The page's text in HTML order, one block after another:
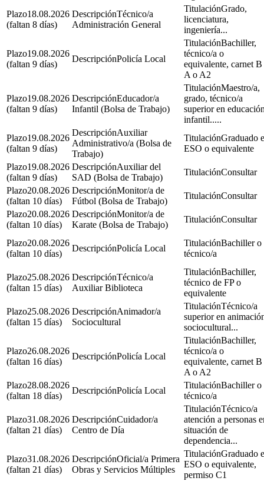
18.08.2026
(faltan 8 días)
Técnico/a
Administración General
Grado,
licenciatura,
ingeniería...
19.08.2026
(faltan 9 días)
Policía Local
Bachiller,
técnico/a o
equivalente, carnet
A o A2
19.08.2026
(faltan 9 días)
Educador/a
Infantil (Bolsa de Trabajo)
Maestro/a,
grado, técnico/a
superior en
infantil.....
19.08.2026
(faltan 9 días)
Auxiliar
Administrativo/a (Bolsa de
Trabajo)
Graduado
ESO o equivalente
19.08.2026
(faltan 9 días)
Auxiliar del
SAD (Bolsa de Trabajo)
Consultar
20.08.2026
(faltan 10 días)
Monitor/a de
Fútbol (Bolsa de Trabajo)
Consultar
20.08.2026
(faltan 10 días)
Monitor/a de
Karate (Bolsa de Trabajo)
Consultar
20.08.2026
(faltan 10 días)
Policía Local
Bachiller o
técnico/a
25.08.2026
(faltan 15 días)
Técnico/a
Auxiliar Biblioteca
Bachiller,
técnico de FP o
equivalente
25.08.2026
(faltan 15 días)
Animador/a
Sociocultural
Técnico/a
superior en
sociocultural...
26.08.2026
(faltan 16 días)
Policía Local
Bachiller,
técnico/a o
equivalente, carnet
A o A2
28.08.2026
(faltan 18 días)
Policía Local
Bachiller o
técnico/a
31.08.2026
(faltan 21 días)
Cuidador/a
Centro de Día
Técnico/a
atención a personas
situación de
dependencia...
31.08.2026
(faltan 21 días)
Oficial/a Primera
Obras y Servicios Múltiples
Graduado
ESO o equivalente,
permiso C1